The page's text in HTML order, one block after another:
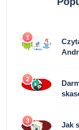
1
2
3
Jak